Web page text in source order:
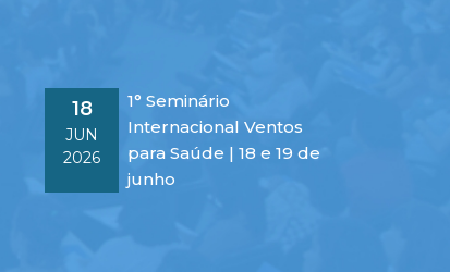
18
JUN
2026
1° Seminário
Internacional Ventos
para Saúde | 18 e 19 de
junho